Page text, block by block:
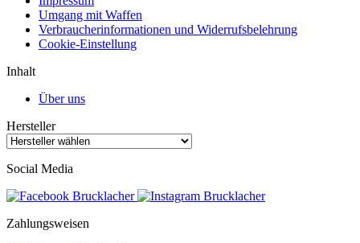
Umgang mit Waffen
Verbraucherinformationen und Widerrufsbelehrung
Cookie-Einstellung
Inhalt
Über uns
Hersteller
Social Media
Zahlungsweisen